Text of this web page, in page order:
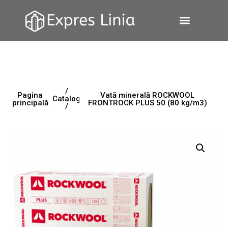
Pagina
principală
/
Catalog
/
Vată minerală ROCKWOOL
FRONTROCK PLUS 50 (80 kg/m3)